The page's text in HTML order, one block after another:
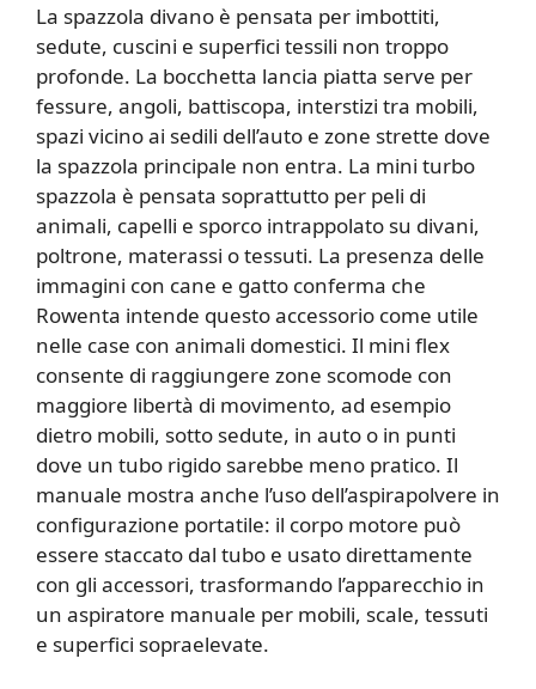
La spazzola divano è pensata per imbottiti,
sedute, cuscini e superfici tessili non troppo
profonde. La bocchetta lancia piatta serve per
fessure, angoli, battiscopa, interstizi tra mobili,
spazi vicino ai sedili dell’auto e zone strette dove
la spazzola principale non entra. La mini turbo
spazzola è pensata soprattutto per peli di
animali, capelli e sporco intrappolato su divani,
poltrone, materassi o tessuti. La presenza delle
immagini con cane e gatto conferma che
Rowenta intende questo accessorio come utile
nelle case con animali domestici. Il mini flex
consente di raggiungere zone scomode con
maggiore libertà di movimento, ad esempio
dietro mobili, sotto sedute, in auto o in punti
dove un tubo rigido sarebbe meno pratico. Il
manuale mostra anche l’uso dell’aspirapolvere in
configurazione portatile: il corpo motore può
essere staccato dal tubo e usato direttamente
con gli accessori, trasformando l’apparecchio in
un aspiratore manuale per mobili, scale, tessuti
e superfici sopraelevate.